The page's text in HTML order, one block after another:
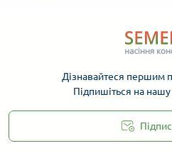
Дізнавайтеся першим
Підпишіться на